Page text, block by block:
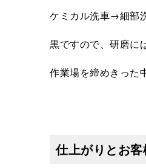
ケミカル洗車→細部
黒ですので、研磨に
作業場を締めきった
仕上がりとお客